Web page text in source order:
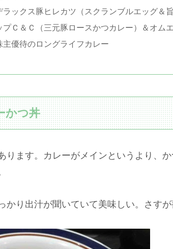
ラックス豚ヒレカツ（スクランブルエッグ＆旨
プＣ＆Ｃ（三元豚ロースかつカレー）＆オム
主優待のロングライフカレー
かつ丼
ます。カレーがメインというより、
り出汁が聞いていて美味しい。さすが